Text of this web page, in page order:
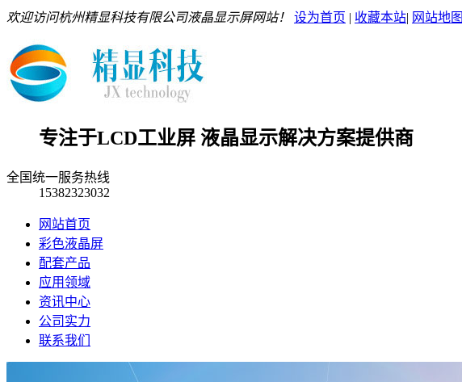
欢迎访问杭州精显科技有限公司液晶显示屏网站！ 设为首页 | 收藏本站| 网站地图
专注于LCD工业屏 液晶显示解决方案提供商
全国统一服务热线
15382323032
网站首页
彩色液晶屏
配套产品
应用领域
资讯中心
公司实力
联系我们